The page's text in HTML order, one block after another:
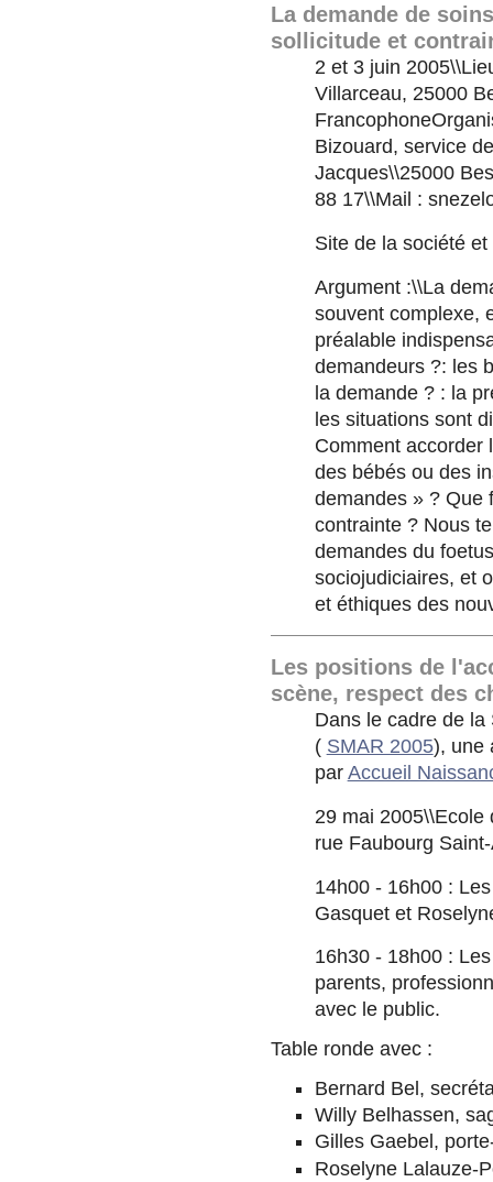
La demande de
sollicitude et
2 et 3 juin
Villarceau, 25000
Bizouard, service
Jacques\\25000
88 17\\Mail :
Site de la société
Argument :\\La
souvent complexe,
préalable
demandeurs ?: les
la demande ? : la
les situations sont
Comment accorder
des bébés ou des
demandes » ? Que
contrainte ? Nous
demandes du
sociojudiciaires, et
et éthiques des
Les positions de
scène, respect des
Dans le cadre de
( SMAR 2005), une
par Accueil
29 mai 2005\\Ecole
rue Faubourg
14h00 - 16h00 :
Gasquet et
16h30 - 18h00 :
parents,
avec le public.
Table ronde avec :
Bernard Bel,
Willy Belhassen,
Gilles Gaebel,
Roselyne Lalauze-